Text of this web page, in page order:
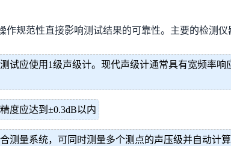
规范性直接影响测试结果的可靠性。主要的检测仪
应使用1级声级计。现代声级计通常具有宽频率响
度应达到±0.3dB以内
测量系统，可同时测量多个测点的声压级并自动计